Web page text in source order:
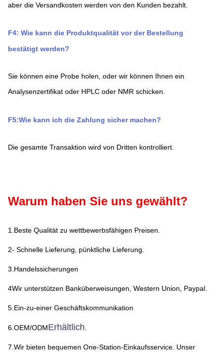
aber die Versandkosten werden von den Kunden bezahlt.
F4: Wie kann die Produktqualität vor der Bestellung
bestätigt werden?
Sie können eine Probe holen, oder wir können Ihnen ein
Analysenzertifikat oder HPLC oder NMR schicken.
F5:Wie kann ich die Zahlung sicher machen?
Die gesamte Transaktion wird von Dritten kontrolliert.
Warum haben Sie uns gewählt?
1.Beste Qualität zu wettbewerbsfähigen Preisen.
2- Schnelle Lieferung, pünktliche Lieferung.
3.Handelssicherungen
4Wir unterstützen Banküberweisungen, Western Union, Paypal.
5.Ein-zu-einer Geschäftskommunikation
6.OEM/ODMErhältlich
7.Wir bieten bequemen One-Station-Einkaufsservice. Unser